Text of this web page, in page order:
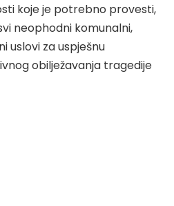
koje je potrebno provesti,
neophodni komunalni,
uslovi za uspješnu
obilježavanja tragedije